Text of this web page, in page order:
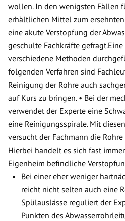
wollen. In den wenigsten Fällen
erhältlichen Mittel zum
eine akute Verstopfung der
geschulte Fachkräfte
verschiedene Methoden
folgenden Verfahren sind
Reinigung der Rohre auch
auf Kurs zu bringen. • Bei der
verwendet der Experte eine
eine Reinigungsspirale. Mit
versucht der Fachmann die
Hierbei handelt es sich fast
Eigenheim befindliche
Bei einer eher weniger
reicht nicht selten auch eine
Spülauslässe reguliert der
Punkten des